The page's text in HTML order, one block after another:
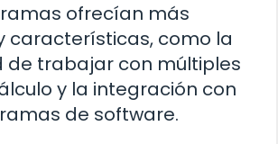
ofrecían más
características, como la
de trabajar con múltiples
y la integración con
de software.